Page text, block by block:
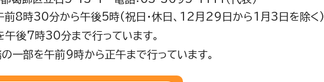
前8時30分から午後5時(祝日・休日、12月29日から1月3日を除く)
後7時30分まで行っています。
一部を午前9時から正午まで行っています。